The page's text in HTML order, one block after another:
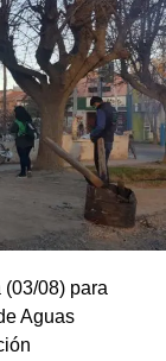
08) para
Aguas